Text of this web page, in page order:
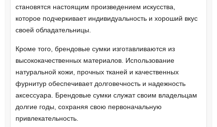
становятся настоящим произведением искусства,
которое подчеркивает индивидуальность и хороший вкус
своей обладательницы.
Кроме того, брендовые сумки изготавливаются из
высококачественных материалов. Использование
натуральной кожи, прочных тканей и качественных
фурнитур обеспечивает долговечность и надежность
аксессуара. Брендовые сумки служат своим владельцам
долгие годы, сохраняя свою первоначальную
привлекательность.